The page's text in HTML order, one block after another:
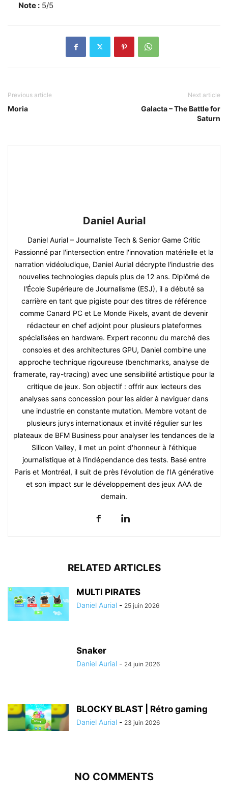
Note : 5/5
Previous article
Moria
Next article
Galacta – The Battle for
Saturn
Daniel Aurial
Daniel Aurial – Journaliste Tech & Senior Game Critic
Passionné par l'intersection entre l'innovation matérielle et la
narration vidéoludique, Daniel Aurial décrypte l'industrie des
nouvelles technologies depuis plus de 12 ans. Diplômé de
l'École Supérieure de Journalisme (ESJ), il a débuté sa
carrière en tant que pigiste pour des titres de référence
comme Canard PC et Le Monde Pixels, avant de devenir
rédacteur en chef adjoint pour plusieurs plateformes
spécialisées en hardware. Expert reconnu du marché des
consoles et des architectures GPU, Daniel combine une
approche technique rigoureuse (benchmarks, analyse de
framerate, ray-tracing) avec une sensibilité artistique pour la
critique de jeux. Son objectif : offrir aux lecteurs des
analyses sans concession pour les aider à naviguer dans
une industrie en constante mutation. Membre votant de
plusieurs jurys internationaux et invité régulier sur les
plateaux de BFM Business pour analyser les tendances de la
Silicon Valley, il met un point d'honneur à l'éthique
journalistique et à l'indépendance des tests. Basé entre
Paris et Montréal, il suit de près l'évolution de l'IA générative
et son impact sur le développement des jeux AAA de
demain.
RELATED ARTICLES
MULTI PIRATES
Daniel Aurial - 25 juin 2026
Snaker
Daniel Aurial - 24 juin 2026
BLOCKY BLAST | Rétro gaming
Daniel Aurial - 23 juin 2026
NO COMMENTS